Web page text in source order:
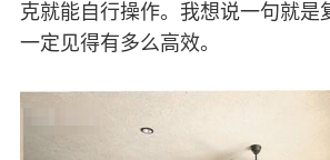
克就能自行操作。我想说一句就是
一定见得有多么高效。